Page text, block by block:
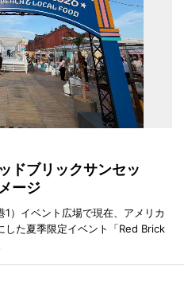
ドブリックサンセッ
ージ
）イベント広場で現在、アメリカ
した夏季限定イベント「Red Brick